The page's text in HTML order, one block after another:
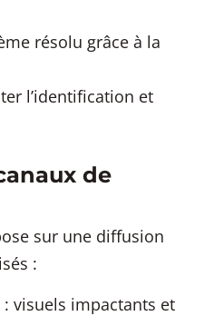
résolu grâce à la
l’identification et
de
sur une diffusion
:
: visuels impactants et